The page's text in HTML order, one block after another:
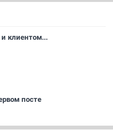
клиентом...
посте